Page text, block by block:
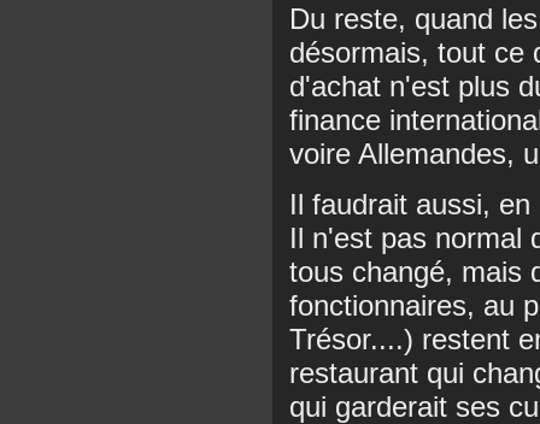
Du reste, quand
désormais, tout ce
d'achat n'est plus
finance
voire Allemandes,
Il faudrait aussi,
Il n'est pas normal
tous changé, mais
fonctionnaires, au
Trésor....) restent
restaurant qui
qui garderait ses